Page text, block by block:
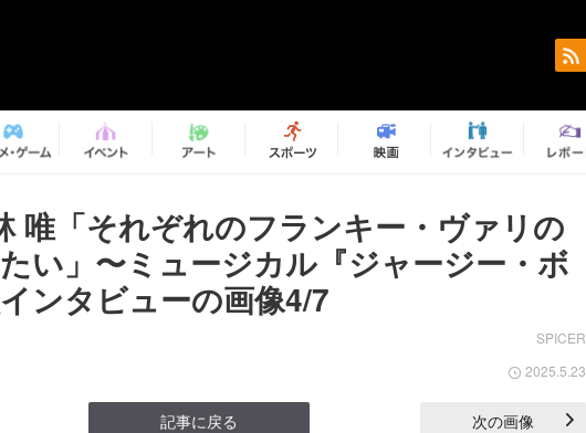
唯「それぞれのフランキー・ヴァリの
い」〜ミュージカル『ジャージー・ボ
ンタビューの画像4/7
SPICER
2025.5.23
記事に戻る 次の画像